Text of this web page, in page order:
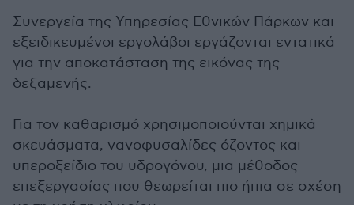
Συνεργεία της Υπηρεσίας Εθνικών Πάρκων και
εξειδικευμένοι εργολάβοι εργάζονται εντατικά
για την αποκατάσταση της εικόνας της
δεξαμενής.
Για τον καθαρισμό χρησιμοποιούνται χημικά
σκευάσματα, νανοφυσαλίδες όζοντος και
υπεροξείδιο του υδρογόνου, μια μέθοδος
επεξεργασίας που θεωρείται πιο ήπια σε σχέση